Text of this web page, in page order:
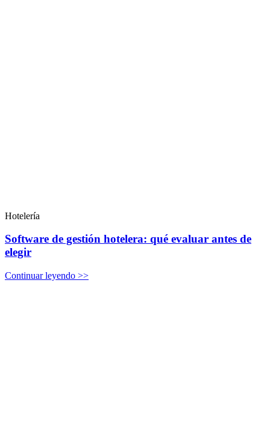
Hotelería
Software de gestión hotelera: qué evaluar antes de
elegir
Continuar leyendo >>